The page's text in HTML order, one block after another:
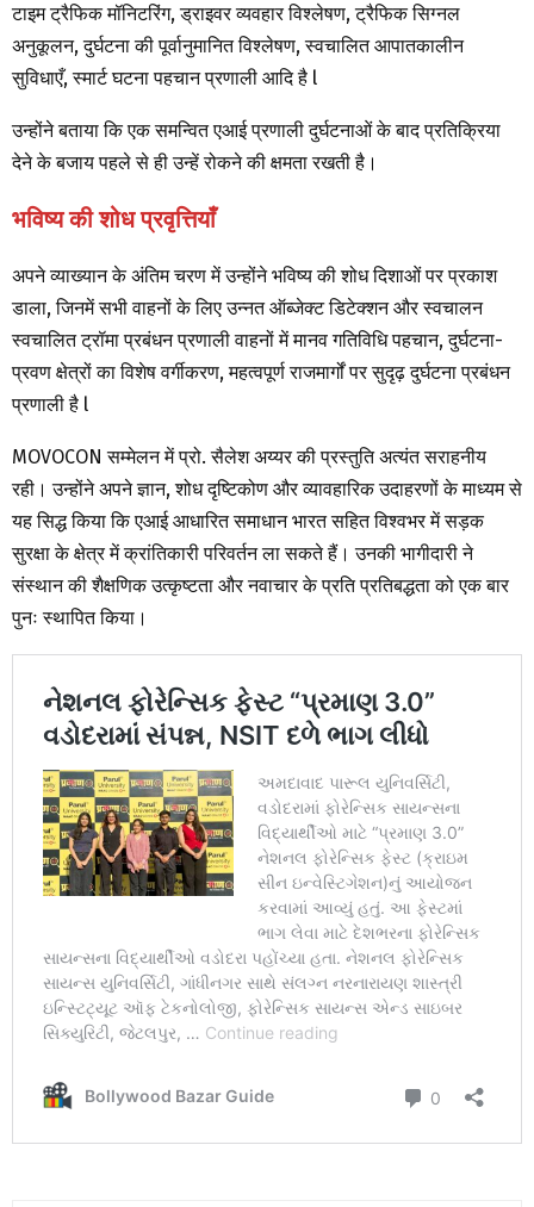
टाइम ट्रैफिक मॉनिटरिंग, ड्राइवर व्यवहार विश्लेषण, ट्रैफिक सिग्नल
अनुकूलन, दुर्घटना की पूर्वानुमानित विश्लेषण, स्वचालित आपातकालीन
सुविधाएँ, स्मार्ट घटना पहचान प्रणाली आदि है l
उन्होंने बताया कि एक समन्वित एआई प्रणाली दुर्घटनाओं के बाद प्रतिक्रिया
देने के बजाय पहले से ही उन्हें रोकने की क्षमता रखती है।
भविष्य की शोध प्रवृत्तियाँ
अपने व्याख्यान के अंतिम चरण में उन्होंने भविष्य की शोध दिशाओं पर प्रकाश
डाला, जिनमें सभी वाहनों के लिए उन्नत ऑब्जेक्ट डिटेक्शन और स्वचालन
स्वचालित ट्रॉमा प्रबंधन प्रणाली वाहनों में मानव गतिविधि पहचान, दुर्घटना-
प्रवण क्षेत्रों का विशेष वर्गीकरण, महत्वपूर्ण राजमार्गों पर सुदृढ़ दुर्घटना प्रबंधन
प्रणाली है l
MOVOCON सम्मेलन में प्रो. सैलेश अय्यर की प्रस्तुति अत्यंत सराहनीय
रही। उन्होंने अपने ज्ञान, शोध दृष्टिकोण और व्यावहारिक उदाहरणों के माध्यम से
यह सिद्ध किया कि एआई आधारित समाधान भारत सहित विश्वभर में सड़क
सुरक्षा के क्षेत्र में क्रांतिकारी परिवर्तन ला सकते हैं। उनकी भागीदारी ने
संस्थान की शैक्षणिक उत्कृष्टता और नवाचार के प्रति प्रतिबद्धता को एक बार
पुनः स्थापित किया।